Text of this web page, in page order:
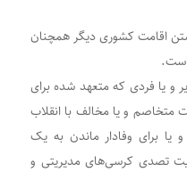
اقامت کشوری دیگر همچنان
و یا فردی که متعهد شده برای
و یا مخالف با انقلاب
برای وفادار ماندن به یک
تصدی کرسی‌های مدیریتی و